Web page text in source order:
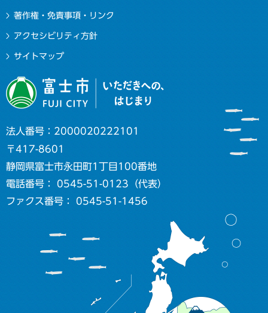
著作権・免責事項・リンク
アクセシビリティ方針
サイトマップ
法人番号：2000020222101
〒417-8601
静岡県富士市永田町1丁目100番地
電話番号： 0545-51-0123（代表）
ファクス番号： 0545-51-1456